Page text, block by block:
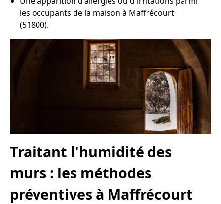
les occupants de la maison à Maffrécourt
(51800).
Traitant l'humidité des
murs : les méthodes
préventives à Maffrécourt